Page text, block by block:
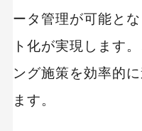
ータ管理が可能と
ト化が実現します
ング施策を効率的
ます。